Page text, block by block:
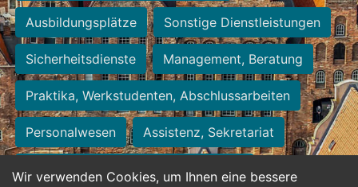
Wir verwenden Cookies, um Ihnen eine bessere
Ausbildungsplätze Sonstige Dienstleistungen
Sicherheitsdienste Management, Beratung
Praktika, Werkstudenten, Abschlussarbeiten
Personalwesen Assistenz, Sekretariat
Hilfskräfte, Aushilfs- und Nebenjobs